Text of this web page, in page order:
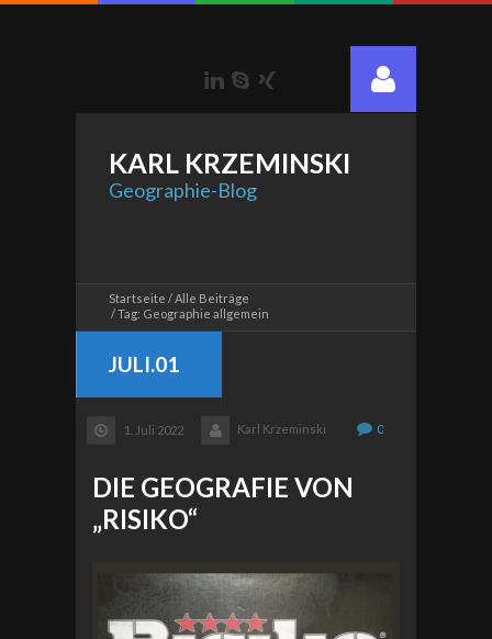
LinkedIn
Skype
KARL KRZEMINSKI
Geographie-Blog
Startseite
Alle Beiträge
Tag: Geographie allgemein
JULI.01
1. Juli 2022 0
Karl Krzeminski
DIE GEOGRAFIE VON
„RISIKO“